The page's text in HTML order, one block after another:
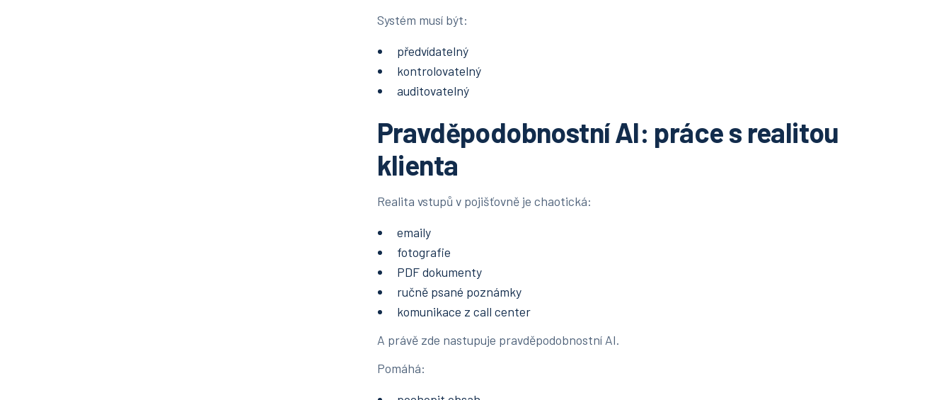
Systém musí být:
předvídatelný
kontrolovatelný
auditovatelný
Pravděpodobnostní AI: práce s realitou
klienta
Realita vstupů v pojišťovně je chaotická:
emaily
fotografie
PDF dokumenty
ručně psané poznámky
komunikace z call center
A právě zde nastupuje pravděpodobnostní AI.
Pomáhá: